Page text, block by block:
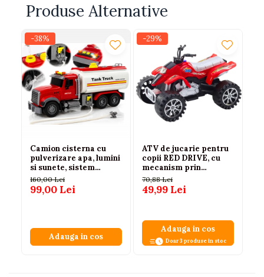
Produse Alternative
-38%
Camion cisterna cu
pulverizare apa, lumini
si sunete, sistem
friction, alb-rosu, 36
cm, 3 ani+
160,00 Lei
99,00 Lei
Adauga in cos
-29%
ATV de jucarie pentru
copii RED DRIVE, cu
mecanism prin
frictiune, roti mari
aderente, fara baterii,
Rosu, 3+ ani
70,88 Lei
49,99 Lei
Adauga in cos
Doar 3 produse in stoc